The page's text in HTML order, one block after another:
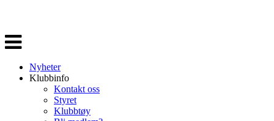
Veksle
navigasjon
Nyheter
Klubbinfo
Kontakt oss
Styret
Klubbtøy